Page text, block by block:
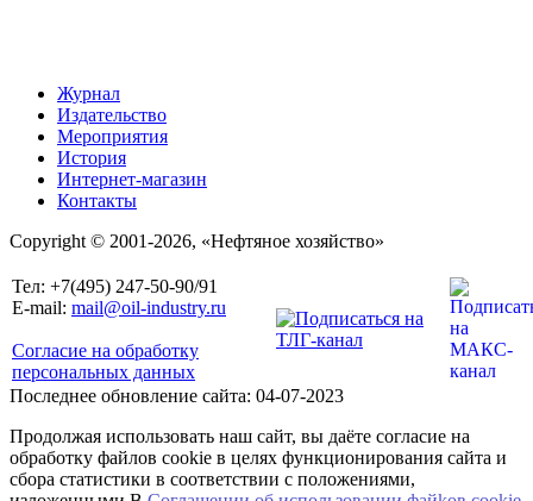
Журнал
Издательство
Мероприятия
История
Интернет-магазин
Контакты
Copyright © 2001-2026, «Нефтяное хозяйство»
Тел: +7(495) 247-50-90/91
E-mail: mail@oil-industry.ru
Согласие на обработку
персональных данных
Последнее обновление сайта: 04-07-2023
Продолжая использовать наш сайт, вы даёте согласие на
обработку файлов cookie в целях функционирования сайта и
сбора статистики в соответствии с положениями,